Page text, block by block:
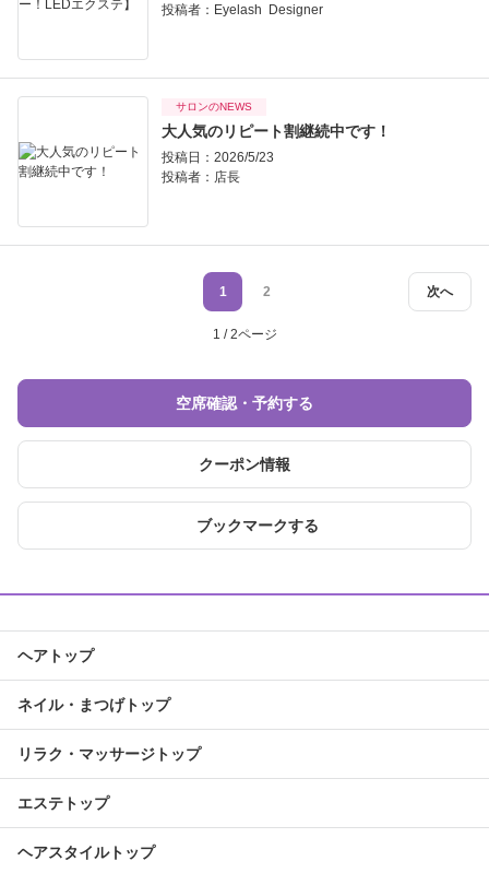
投稿者： Eyelash Designer
サロンのNEWS
大人気のリピート割継続中です！
投稿日：2026/5/23
投稿者： 店長
次へ
1 2
1 / 2ページ
空席確認・予約する
クーポン情報
ブックマークする
ヘアトップ
ネイル・まつげトップ
リラク・マッサージトップ
エステトップ
ヘアスタイルトップ